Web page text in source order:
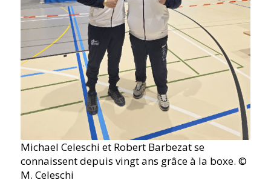
Michael Celeschi et Robert Barbezat se
connaissent depuis vingt ans grâce à la boxe. ©
M. Celeschi